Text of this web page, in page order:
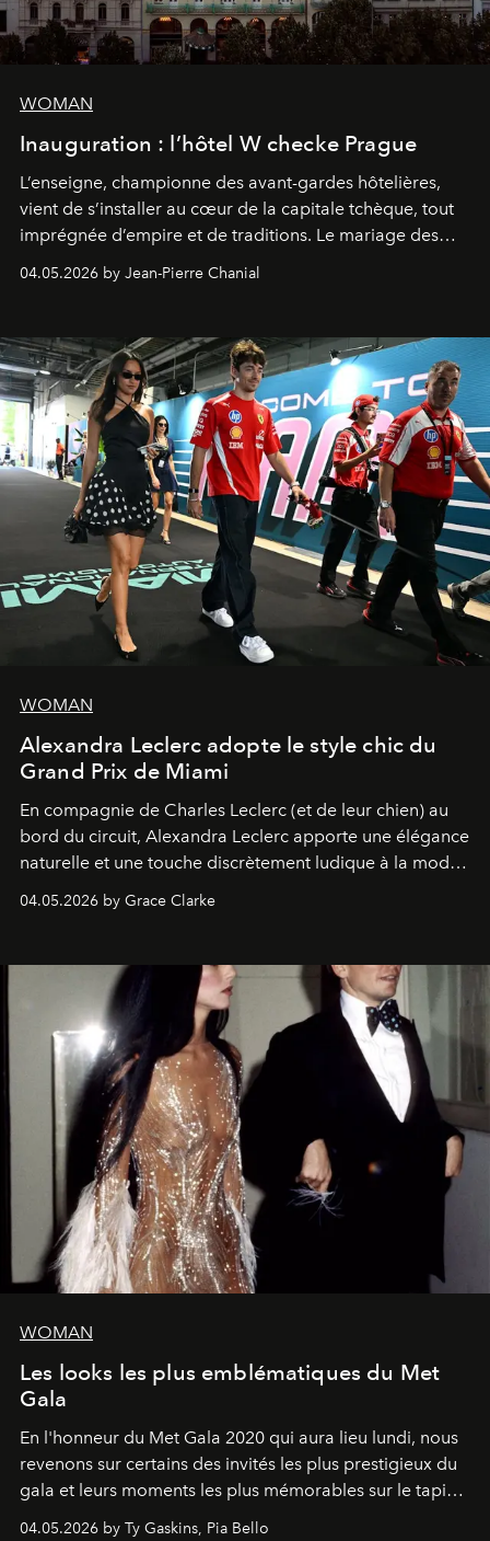
WOMAN
Inauguration : l’hôtel W checke Prague
L’enseigne, championne des avant-gardes hôtelières,
vient de s’installer au cœur de la capitale tchèque, tout
imprégnée d’empire et de traditions. Le mariage des
04.05.2026 by Jean-Pierre Chanial
WOMAN
Alexandra Leclerc adopte le style chic du
Grand Prix de Miami
En compagnie de Charles Leclerc (et de leur chien) au
bord du circuit, Alexandra Leclerc apporte une élégance
naturelle et une touche discrètement ludique à la mode
04.05.2026 by Grace Clarke
WOMAN
Les looks les plus emblématiques du Met
Gala
En l'honneur du Met Gala 2020 qui aura lieu lundi, nous
revenons sur certains des invités les plus prestigieux du
gala et leurs moments les plus mémorables sur le tapis
04.05.2026 by Ty Gaskins, Pia Bello